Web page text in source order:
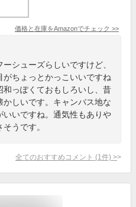
価格と在庫をAmazonでチェック >>
シューズらしいですけど、
ちょっとかっこいいですね
和っぽくておもしろいし、昔
しいです。キャンバス地な
いですね。通気性もありや
うです。
全てのおすすめコメント (1 件) >